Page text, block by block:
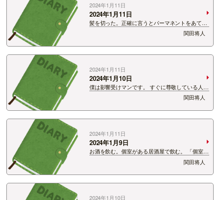
2024年1月11日
2024年1月11日
髪を切った。正確に言うとパーマネントをあてて
もらった。 その時にアシスタントでいた方の声
がめっちゃ素敵だった。 とにかく声に芯があって
耳に響く声。 おいくつの方なんだろう？ アシス
タントだし若いのかな？ &…
関田将人
2024年1月11日
2024年1月10日
僕は影響受けマンです。 すぐに尊敬している人の
影響を受ける。 このブログを書き出したのも、
オードリー若林さん、南海キャンディーズ山里さ
んのドラマ 「だが、情熱はある」を見たからです
し、 ファッションは基本そ…
関田将人
2024年1月11日
2024年1月9日
お酒を飲む。個室がある居酒屋で飲む。 「個室で
飲みたいとか関田調子乗ってまんなぁ！」と言わ
れそうですが、 飲む相手によっては個室で飲む
って大事ね。 会話の一部分だけ切り取られて変な
風に言われかねない昨今。 …
関田将人
2024年1月10日